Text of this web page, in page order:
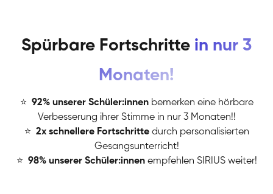
Spürbare Fortschritte in nur 3
Monaten!
⭐ 92% unserer Schüler:innen bemerken eine hörbare
Verbesserung ihrer Stimme in nur 3 Monaten!!
⭐ 2x schnellere Fortschritte durch personalisierten
Gesangsunterricht!
⭐ 98% unserer Schüler:innen empfehlen SIRIUS weiter!